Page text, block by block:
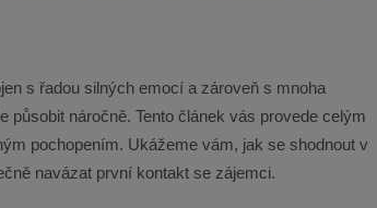
s řadou silných emocí a zároveň s mnoha
náročně. Tento článek vás provede celým
pochopením. Ukážeme vám, jak se shodnout v
navázat první kontakt se zájemci.